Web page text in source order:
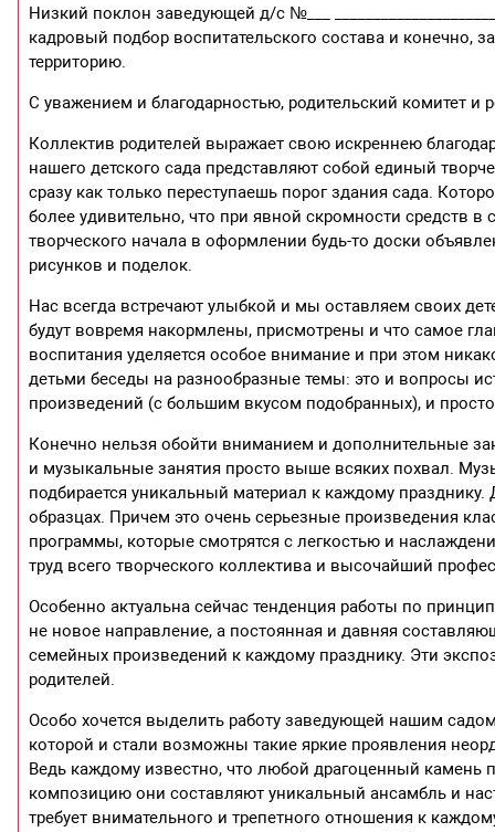
Низкий поклон заведующей д/с №___
кадровый подбор воспитательского состава и конечно,
территорию.
С уважением и благодарностью, родительский комитет и
Коллектив родителей выражает свою искреннею
нашего детского сада представляют собой единый
сразу как только переступаешь порог здания сада.
более удивительно, что при явной скромности средств в
творческого начала в оформлении будь-то доски
рисунков и поделок.
Нас всегда встречают улыбкой и мы оставляем своих
будут вовремя накормлены, присмотрены и что самое
воспитания уделяется особое внимание и при этом
детьми беседы на разнообразные темы: это и вопросы
произведений (с большим вкусом подобранных), и
Конечно нельзя обойти вниманием и дополнительные
и музыкальные занятия просто выше всяких похвал.
подбирается уникальный материал к каждому
образцах. Причем это очень серьезные произведения
программы, которые смотрятся с легкостью и
труд всего творческого коллектива и высочайший
Особенно актуальна сейчас тенденция работы по
не новое направление, а постоянная и давняя
семейных произведений к каждому празднику. Эти
родителей.
Особо хочется выделить работу заведующей нашим садом
которой и стали возможны такие яркие проявления
Ведь каждому известно, что любой драгоценный камень
композицию они составляют уникальный ансамбль и
требует внимательного и трепетного отношения к